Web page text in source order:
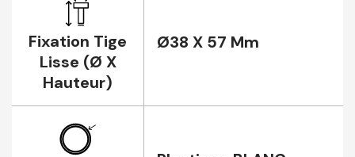
Fixation Tige
Lisse (Ø X
Hauteur)
Ø38 X 57 Mm